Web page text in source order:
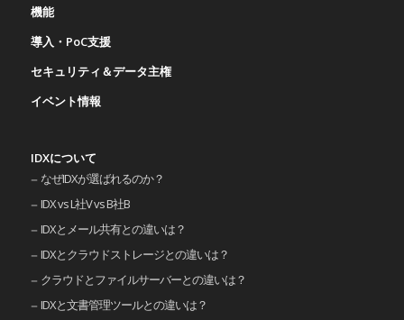
機能
導入・PoC支援
セキュリティ＆データ主権
イベント情報
IDXについて
なぜIDXが選ばれるのか？
IDX vs L社V vs B社B
IDXとメール共有との違いは？
IDXとクラウドストレージとの違いは？
クラウドとファイルサーバーとの違いは？
IDXと文書管理ツールとの違いは？